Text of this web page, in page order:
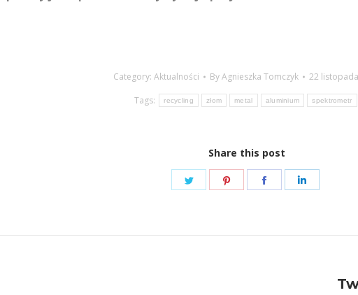
Category: Aktualności ByAgnieszka Tomczyk
22
Tags:
recycling złom metal aluminium spektrometr
Share this post
Share
Share
Share